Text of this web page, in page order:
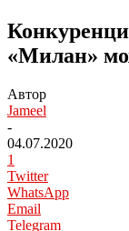
«Милан»
Автор
Jameel
-
04.07.2020
1
Twitter
WhatsApp
Email
Telegram